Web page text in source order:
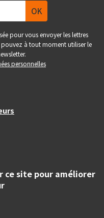
pour vous envoyer les lettres
à tout moment utiliser le
personnelles
organisatrice des
toulousaine.
ce site pour améliorer